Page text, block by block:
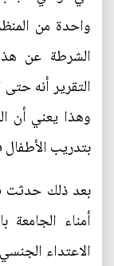
واحدة من
الشرطة عن
التقرير أنه
وهذا يعني أن
بتدريب
بعد ذلك حدثت
أمناء
الاعتداء